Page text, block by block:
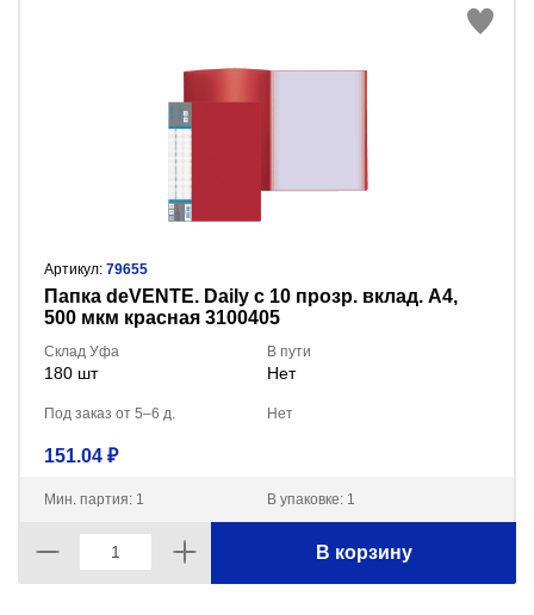
Артикул: 79655
Папка deVENTE. Daily с 10 прозр. вклад. A4,
500 мкм красная 3100405
Склад Уфа
180 шт
В пути
Нет
Под заказ от 5–6 д. Нет
151.04 ₽
Мин. партия: 1 В упаковке: 1
В корзину